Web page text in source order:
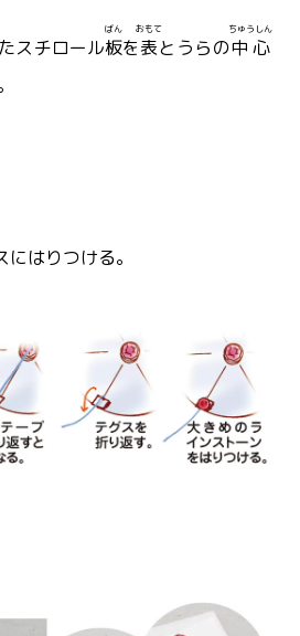
スチロール板
ばん
を表
おもて
とうらの中心
ちゅうしん
にはりつける。